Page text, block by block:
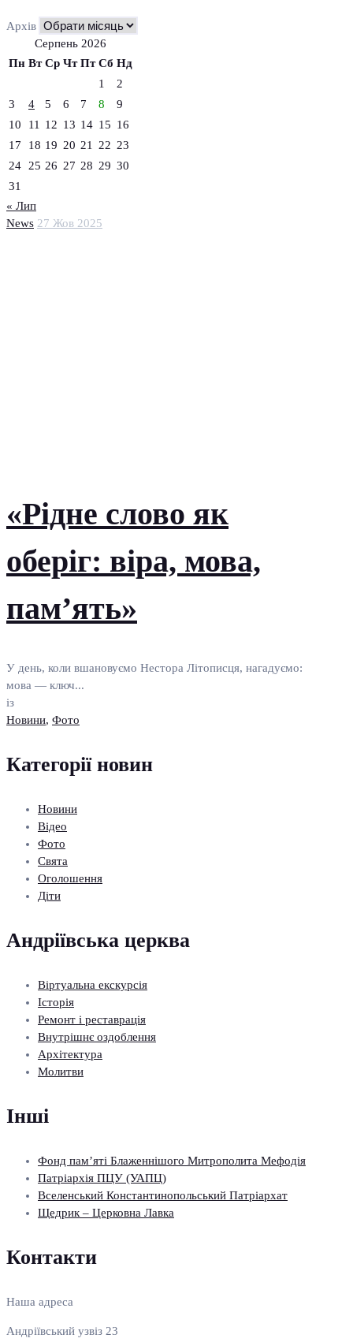
News 27 Жов 2025
«Рідне слово як
оберіг: віра, мова,
пам’ять»
У день, коли вшановуємо Нестора Літописця, нагадуємо:
мова — ключ...
із
Новини, Фото
Архів
Серпень 2026
Пн Вт Ср Чт Пт Сб Нд
1
2
3
4 5 6 7 8
9
10
11 12 13 14 15 16
17
18 19 20 21 22 23
24
25 26 27 28 29 30
31
« Лип
Категорії новин
Новини
Відео
Фото
Свята
Оголошення
Діти
Андріївська церква
Віртуальна екскурсія
Історія
Ремонт і реставрація
Внутрішнє оздоблення
Архітектура
Молитви
Інші
Фонд пам’яті Блаженнішого Митрополита Мефодія
Патріархія ПЦУ (УАПЦ)
Вселенський Константинопольський Патріархат
Щедрик – Церковна Лавка
Контакти
Наша адреса
Андріївський узвіз 23